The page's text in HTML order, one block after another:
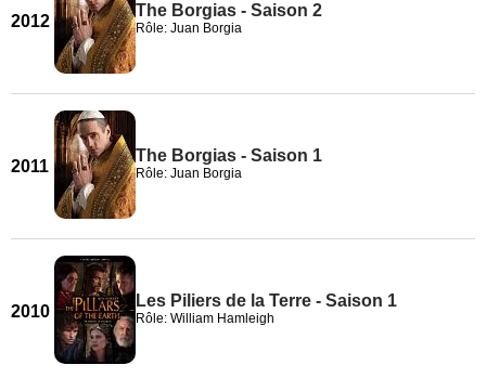
2012
The Borgias - Saison 2
Rôle: Juan Borgia
2011
The Borgias - Saison 1
Rôle: Juan Borgia
2010
Les Piliers de la Terre - Saison 1
Rôle: William Hamleigh